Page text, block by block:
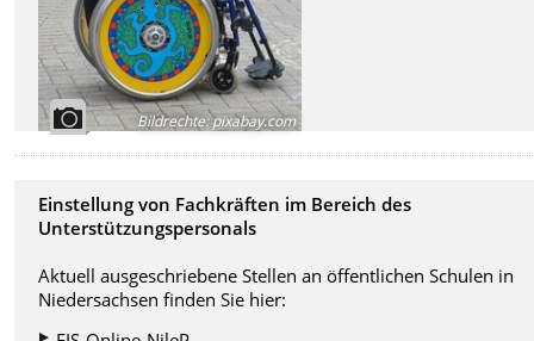
Bildrechte:pixabay.com
Einstellung von Fachkräften im Bereich des
Unterstützungspersonals
Aktuell ausgeschriebene Stellen an öffentlichen Schulen in
Niedersachsen finden Sie hier: